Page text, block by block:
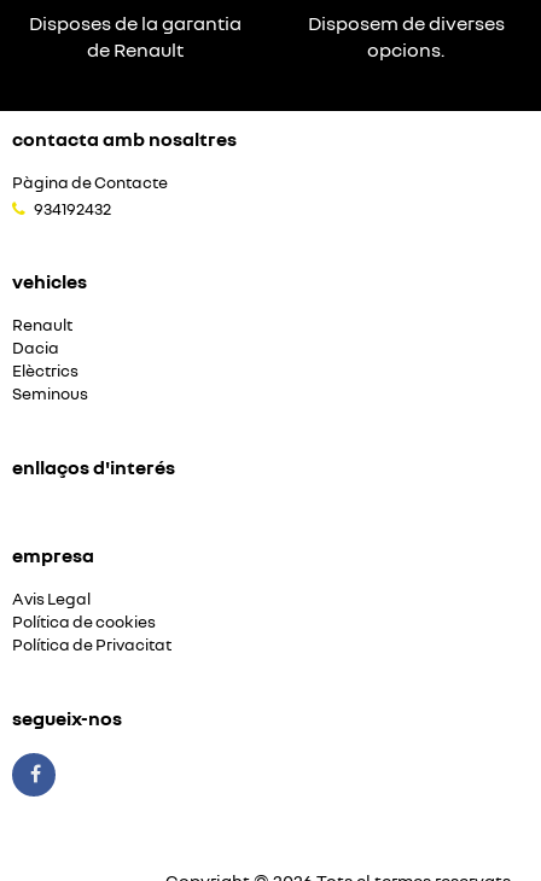
Disposes de la garantia
de Renault
Disposem de diverses
opcions.
contacta amb nosaltres
Pàgina de Contacte
934192432
vehicles
Renault
Dacia
Elèctrics
Seminous
enllaços d'interés
empresa
Avis Legal
Política de cookies
Política de Privacitat
segueix-nos